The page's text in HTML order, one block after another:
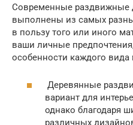
Современные раздвижные
выполнены из самых
в пользу того или иного
ваши личные
особенности каждого вида
Деревянные
вариант для
однако благодаря
различных